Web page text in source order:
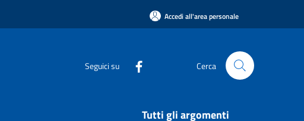
Accedi all'area personale
Seguici su Cerca
Tutti gli argomenti